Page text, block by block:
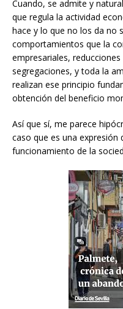
Cuando, se admite y
que regula la actividad
hace y lo que no los da no
comportamientos que la
empresariales,
segregaciones, y toda la
realizan ese principio
obtención del beneficio
Así que sí, me parece
caso que es una expresión
funcionamiento de la